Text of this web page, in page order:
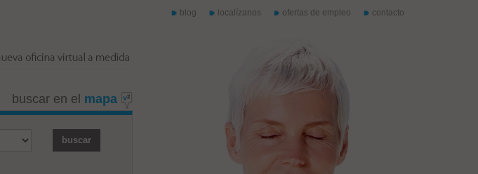
blog localízanos ofertas de empleo contacto
buscar en el mapa